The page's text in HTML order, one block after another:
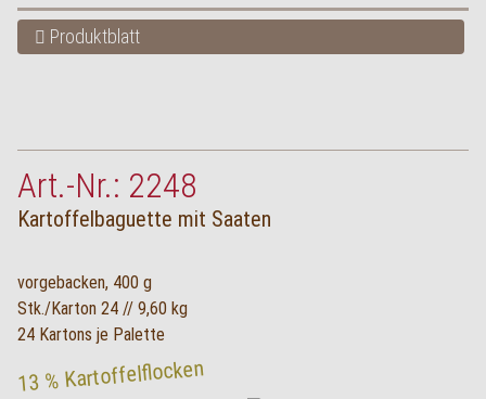
Produktblatt
Art.-Nr.: 2248
Kartoffelbaguette mit Saaten
vorgebacken, 400 g
Stk./Karton 24 // 9,60 kg
24 Kartons je Palette
13 % Kartoffelflocken